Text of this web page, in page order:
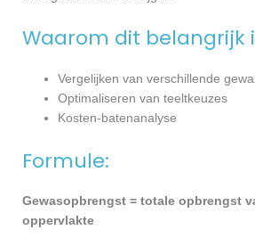
Waarom dit belangrijk
Vergelijken van verschillende
Optimaliseren van teeltkeuzes
Kosten-batenanalyse
Formule:
Gewasopbrengst = totale opbrengst
oppervlakte